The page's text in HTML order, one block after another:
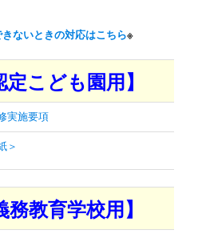
ないときの対応はこちら※
定こども園用】
実施要項
＞
務教育学校用】